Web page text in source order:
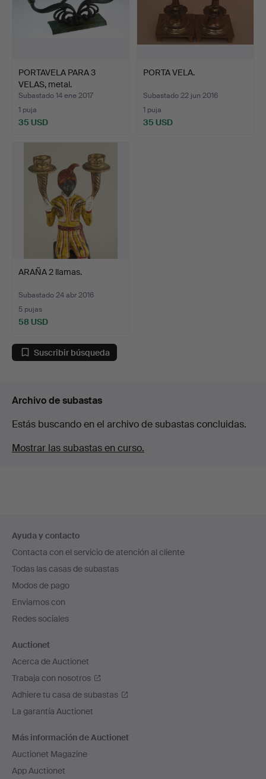
PORTAVELA PARA 3
VELAS, metal.
Subastado 14 ene 2017
1 puja
35 USD
PORTA VELA.
Subastado 22 jun 2016
1 puja
35 USD
ARAÑA 2 llamas.
Subastado 24 abr 2016
5 pujas
58 USD
Suscribir búsqueda
Archivo de subastas
Estás buscando en el archivo de subastas concluidas.
Mostrar las subastas en curso.
en
el
pie
de
página
Ayuda y contacto
Contacta con el servicio de atención al cliente
Todas las casas de subastas
Modos de pago
Enviamos con
Redes sociales
Auctionet
Acerca de Auctionet
Trabaja con nosotros
Adhiere tu casa de subastas
La garantía Auctionet
Más información de Auctionet
Auctionet Magazine
App Auctionet